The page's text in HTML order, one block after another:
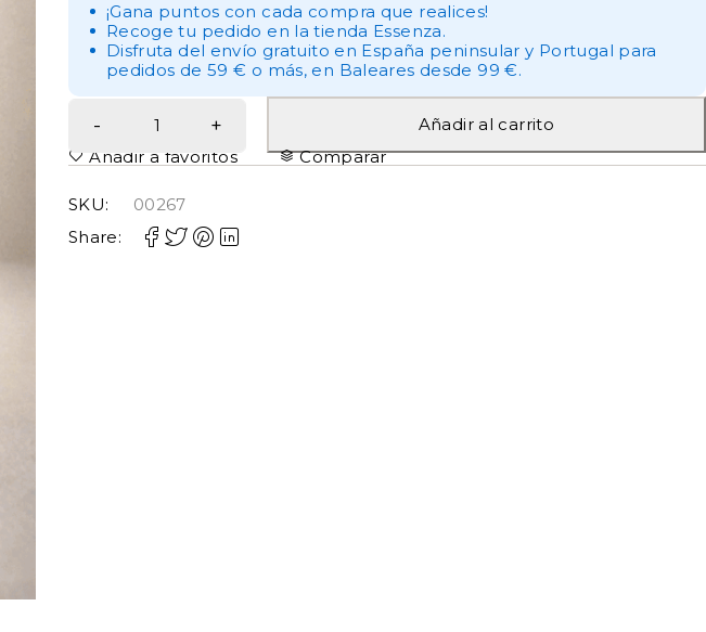
¡Gana puntos con cada compra que realices!
Recoge tu pedido en la tienda Essenza.
Disfruta del envío gratuito en España peninsular y Portugal para
pedidos de 59 € o más, en Baleares desde 99 €.
Añadir al carrito
Añadir a favoritos
Comparar
SKU:
00267
Share: